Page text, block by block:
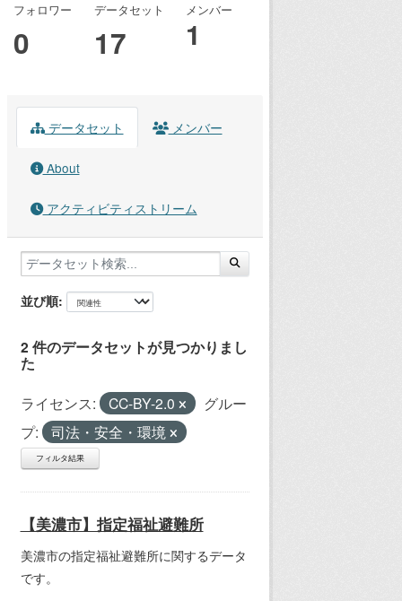
フォロワー
0
データセット
17
メンバー
1
データセット メンバー
About
アクティビティストリーム
並び順
2 件のデータセットが見つかりまし
た
ライセンス: CC-BY-2.0
グルー
プ:
司法・安全・環境
フィルタ結果
【美濃市】指定福祉避難所
美濃市の指定福祉避難所に関するデータ
です。